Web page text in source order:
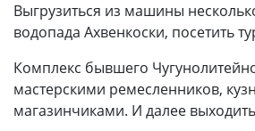
Выгрузиться из машины
водопада Ахвенкоски, посетить
Комплекс бывшего
мастерскими ремесленников,
магазинчиками. И далее